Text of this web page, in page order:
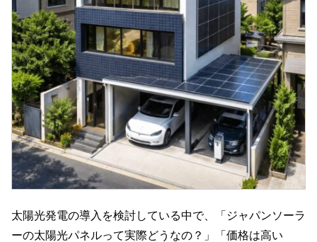
太陽光発電の導入を検討している中で、「ジャパンソーラ
ーの太陽光パネルって実際どうなの？」「価格は高い